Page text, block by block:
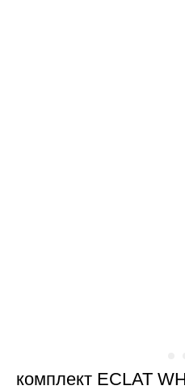
комплект ECLAT